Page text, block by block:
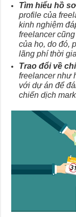
Tìm hiểu hồ
profile của
kinh nghiệm
freelancer
của họ, do đó,
lãng phí thời
Trao đổi về
freelancer như
với dự án để
chiến dịch